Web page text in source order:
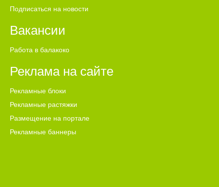
Подписаться на новости
Вакансии
Работа в балакоко
Реклама на сайте
Рекламные блоки
Рекламные растяжки
Размещение на портале
Рекламные баннеры